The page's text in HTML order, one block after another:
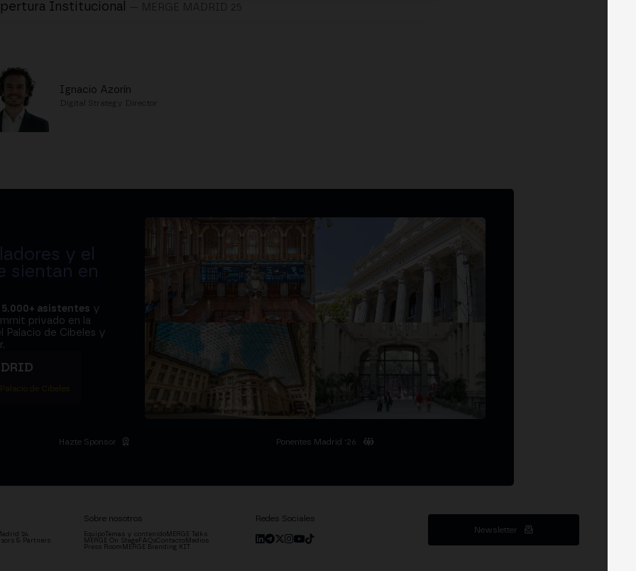
Institucional
Ignacio Azorín
Digital Strategy Director
y el
sientan en
5.000+ asistentes y
privado en la
Palacio de Cibeles y
de Cibeles
Hazte Sponsor Ponentes Madrid '26
'24
& Partners
Sobre nosotros
EquipoTemas y contenidoMERGE Talks
MERGE On StageFAQsContactoMedios
Press Room MERGE Branding KIT
Redes Sociales
Newsletter